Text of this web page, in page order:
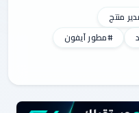
منتج
#مطور آيفون